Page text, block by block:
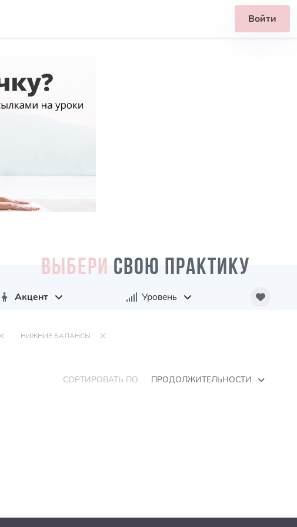
Войти
ВЫБЕРИ СВОЮ ПРАКТИКУ
Акцент Уровень
НИЖНИЕ БАЛАНСЫ
СОРТИРОВАТЬ ПО ПРОДОЛЖИТЕЛЬНОСТИ